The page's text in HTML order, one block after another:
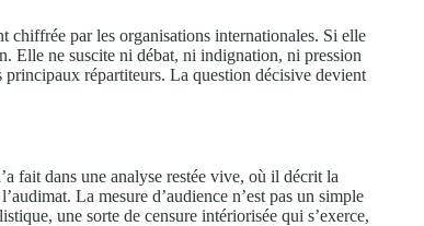
chiffrée par les organisations internationales. Si elle
Elle ne suscite ni débat, ni indignation, ni pression
principaux répartiteurs. La question décisive devient
fait dans une analyse restée vive, où il décrit la
La mesure d’audience n’est pas un simple
une sorte de censure intériorisée qui s’exerce,